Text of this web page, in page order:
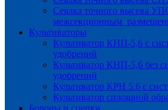
Сеялка точного высева
межсекционным
Культиваторы
Культиватор КНП-5,6 с
удобрений
Культиватор КНП-5,6 без
удобрений
Культиватор КРН 5.6 с
Культиватор сплошной
Бороны и сцепки